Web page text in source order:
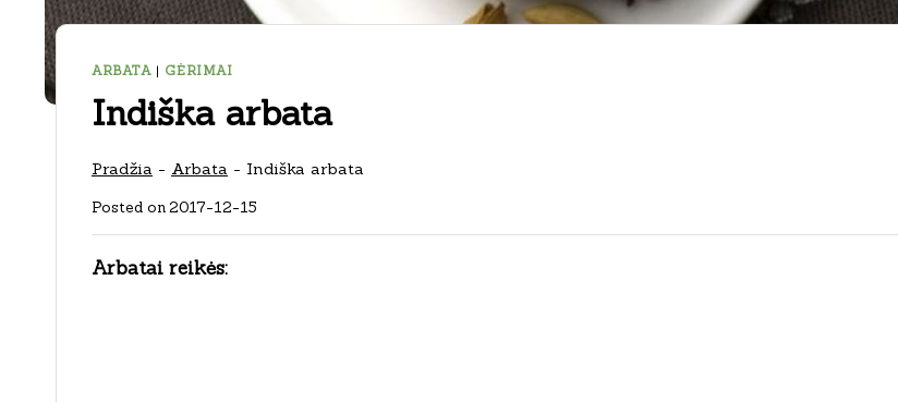
ARBATA | GĖRIMAI
Indiška arbata
Pradžia - Arbata - Indiška arbata
Posted on2017-12-15
Arbatai reikės: